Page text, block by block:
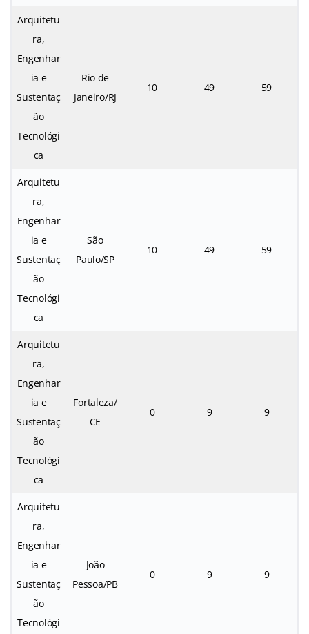
Arquitetu
ra,
Engenhar
ia e
Sustentaç
ão
Tecnológi
ca
Rio de
Janeiro/RJ
10 49 59
Arquitetu
ra,
Engenhar
ia e
Sustentaç
ão
Tecnológi
ca
São
Paulo/SP
10 49 59
Arquitetu
ra,
Engenhar
ia e
Sustentaç
ão
Tecnológi
ca
Fortaleza/
CE
0 9 9
Arquitetu
ra,
Engenhar
ia e
Sustentaç
ão
Tecnológi
João
Pessoa/PB
0 9 9